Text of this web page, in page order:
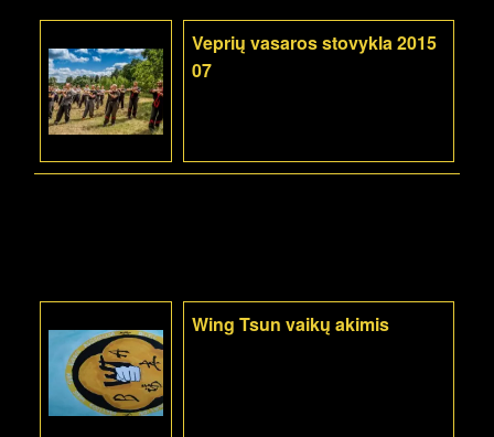
Veprių vasaros stovykla 2015
07
Wing Tsun vaikų akimis